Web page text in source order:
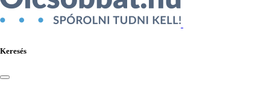
Keresés